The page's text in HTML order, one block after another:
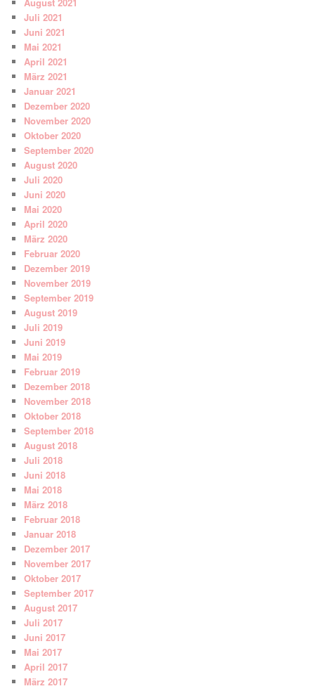
August 2021
Juli 2021
Juni 2021
Mai 2021
April 2021
März 2021
Januar 2021
Dezember 2020
November 2020
Oktober 2020
September 2020
August 2020
Juli 2020
Juni 2020
Mai 2020
April 2020
März 2020
Februar 2020
Dezember 2019
November 2019
September 2019
August 2019
Juli 2019
Juni 2019
Mai 2019
Februar 2019
Dezember 2018
November 2018
Oktober 2018
September 2018
August 2018
Juli 2018
Juni 2018
Mai 2018
März 2018
Februar 2018
Januar 2018
Dezember 2017
November 2017
Oktober 2017
September 2017
August 2017
Juli 2017
Juni 2017
Mai 2017
April 2017
März 2017